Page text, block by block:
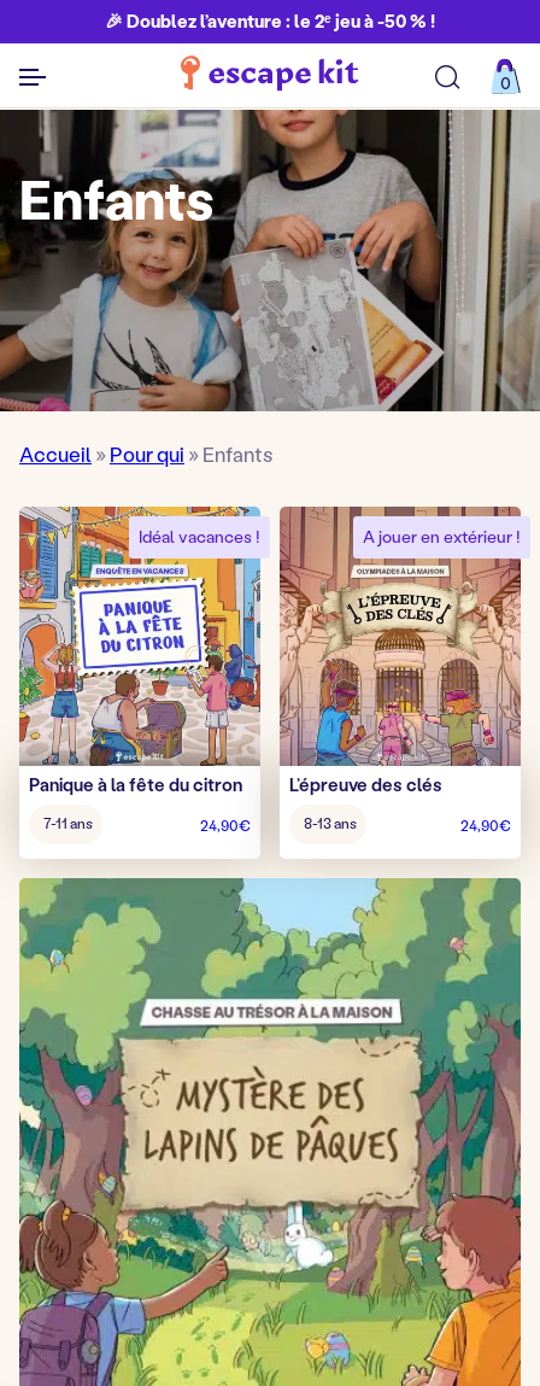
🎉 Doublez l’aventure : le 2ᵉ jeu à -50 % !
0
Enfants
Accueil»Pour qui »Enfants
Idéal vacances !
Panique à la fête du citron
pour
7-11 ans 24,90€
A jouer en extérieur !
L’épreuve des clés
pour
8-13 ans 24,90€
Découvrir toutes nos aventures